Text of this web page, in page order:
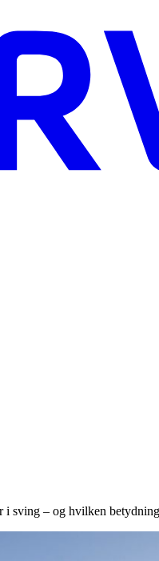
i sving – og hvilken